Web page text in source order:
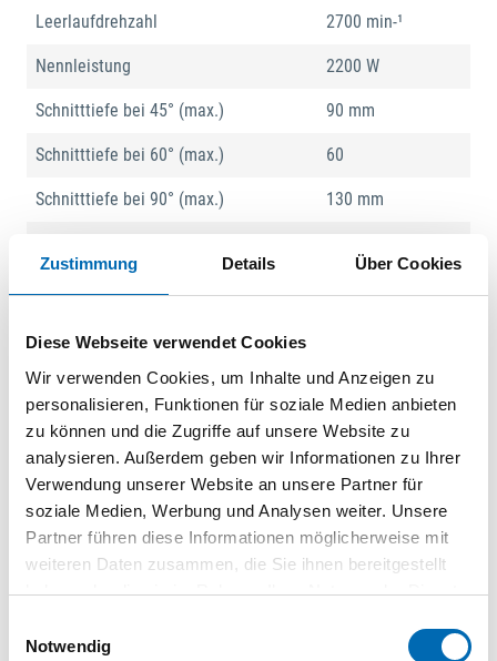
Zustimmung Details Über Cookies
Diese Webseite verwendet Cookies
Wir verwenden Cookies, um Inhalte und Anzeigen zu
personalisieren, Funktionen für soziale Medien anbieten
zu können und die Zugriffe auf unsere Website zu
analysieren. Außerdem geben wir Informationen zu Ihrer
Verwendung unserer Website an unsere Partner für
soziale Medien, Werbung und Analysen weiter. Unsere
Partner führen diese Informationen möglicherweise mit
weiteren Daten zusammen, die Sie ihnen bereitgestellt
haben oder die sie im Rahmen Ihrer Nutzung der Dienste
Notwendig
Leerlaufdrehzahl 2700 min-¹
Nennleistung 2200 W
Schnitttiefe bei 45° (max.) 90 mm
Schnitttiefe bei 60° (max.) 60
Schnitttiefe bei 90° (max.) 130 mm
Produktart
Produktbeschreibung
Große Handkreissäge für härteste Beanspruchung
Große Handkreissäge mit einem 2.200 W Motor und einer
Drehzahl von 2.700 U/min. Mit einem Sägeblattdurchmesser
von 355 mm erreicht die Maschine eine Schnitttiefe von max.
130 mm. Sanftanlauf-Funktion für zusätzliche Sicherheit. Der